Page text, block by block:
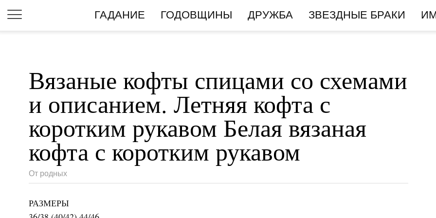
ГАДАНИЕ ГОДОВЩИНЫ ДРУЖБА ЗВЕЗДНЫЕ БРАКИ
Вязаные кофты спицами со схемами
и описанием. Летняя кофта с
коротким рукавом Белая вязаная
кофта с коротким рукавом
От родных
РАЗМЕРЫ